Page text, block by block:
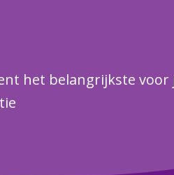
het belangrijkste voor